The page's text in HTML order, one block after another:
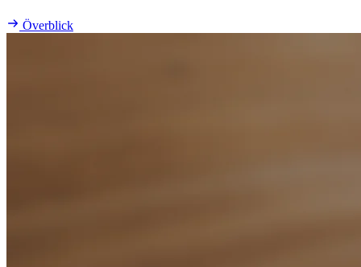
Överblick